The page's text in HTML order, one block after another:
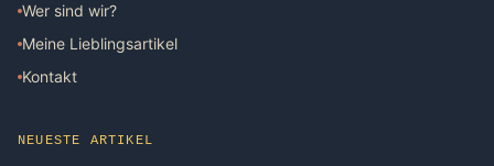
Wer sind wir?
Meine Lieblingsartikel
Kontakt
NEUESTE ARTIKEL